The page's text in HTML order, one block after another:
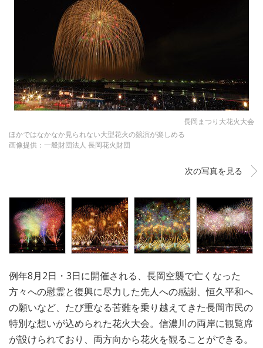
長岡まつり大花火大会
ほかではなかなか見られない大型花火の競演が楽しめる
画像提供：一般財団法人 長岡花火財団
次の写真を見る
例年8月2日・3日に開催される、長岡空襲で亡くなった
方々への慰霊と復興に尽力した先人への感謝、恒久平和へ
の願いなど、たび重なる苦難を乗り越えてきた長岡市民の
特別な想いが込められた花火大会。信濃川の両岸に観覧席
が設けられており、両方向から花火を観ることができる。